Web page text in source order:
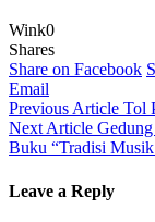
Wink0
Shares
Share on Facebook
Email
Previous Article Tol
Next Article
Buku “Tradisi
Leave a Reply